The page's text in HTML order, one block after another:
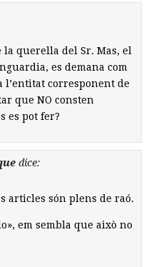
la querella del Sr. Mas, el
es demana com
l’entitat corresponent de
que NO consten
es pot fer?
dice:
articles són plens de raó.
em sembla que això no